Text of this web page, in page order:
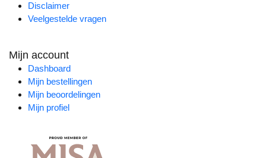
Disclaimer
Veelgestelde vragen
Mijn account
Dashboard
Mijn bestellingen
Mijn beoordelingen
Mijn profiel